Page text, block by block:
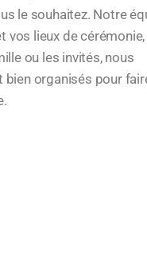
le souhaitez. Notre
vos lieux de
ou les invités, nous
organisés pour